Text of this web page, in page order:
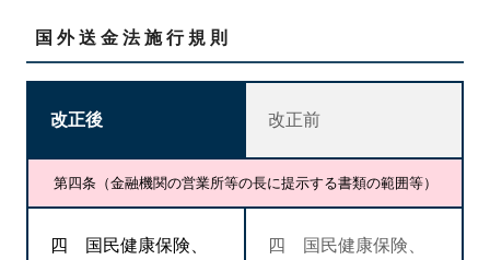
国外送金法施行規則
改正後 改正前
第四条（金融機関の営業所等の長に提示する書類の範囲等）
四 国民健康保険、
四 国民健康保険、